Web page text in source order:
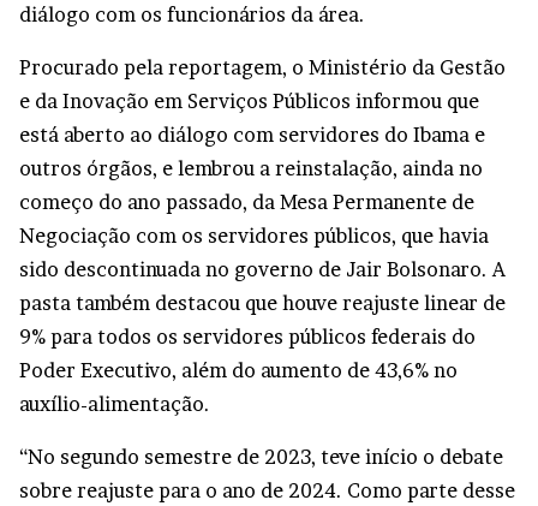
diálogo com os funcionários da área.
Procurado pela reportagem, o Ministério da Gestão
e da Inovação em Serviços Públicos informou que
está aberto ao diálogo com servidores do Ibama e
outros órgãos, e lembrou a reinstalação, ainda no
começo do ano passado, da Mesa Permanente de
Negociação com os servidores públicos, que havia
sido descontinuada no governo de Jair Bolsonaro. A
pasta também destacou que houve reajuste linear de
9% para todos os servidores públicos federais do
Poder Executivo, além do aumento de 43,6% no
auxílio-alimentação.
“No segundo semestre de 2023, teve início o debate
sobre reajuste para o ano de 2024. Como parte desse